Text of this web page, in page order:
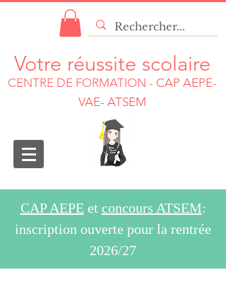
Votre réussite scolaire
CENTRE DE FORMATION - CAP AEPE-
VAE- ATSEM
CAP AEPEet concours ATSEM:
inscription ouverte pour la rentrée
2026/27